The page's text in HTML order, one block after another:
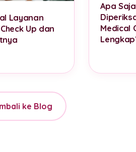
Layanan
Up dan
Apa
Medical
ke Blog